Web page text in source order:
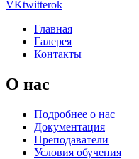
VKtwitterok
Главная
Галерея
Контакты
О нас
Подробнее о нас
Документация
Преподаватели
Условия обучения